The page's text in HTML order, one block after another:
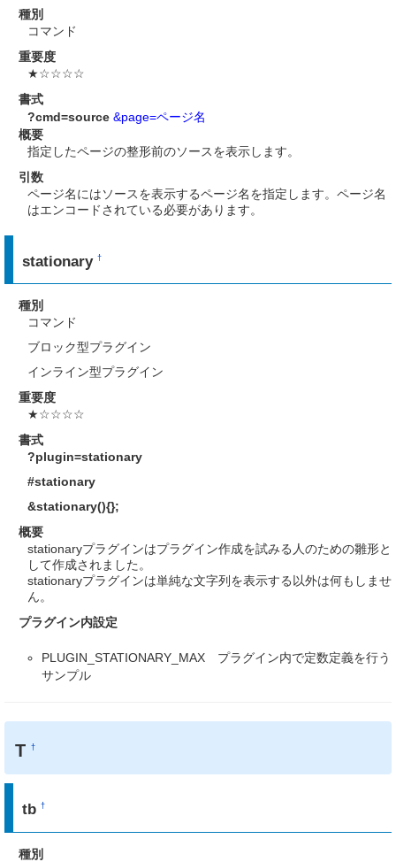
種別
コマンド
重要度
★☆☆☆☆
書式
?cmd=source &page=ページ名
概要
指定したページの整形前のソースを表示します。
引数
ページ名にはソースを表示するページ名を指定します。ページ名
はエンコードされている必要があります。
stationary†
種別
コマンド
ブロック型プラグイン
インライン型プラグイン
重要度
★☆☆☆☆
書式
?plugin=stationary
#stationary
&stationary(){};
概要
stationaryプラグインはプラグイン作成を試みる人のための雛形と
して作成されました。
stationaryプラグインは単純な文字列を表示する以外は何もしませ
ん。
プラグイン内設定
PLUGIN_STATIONARY_MAX プラグイン内で定数定義を行う
サンプル
T†
tb†
種別